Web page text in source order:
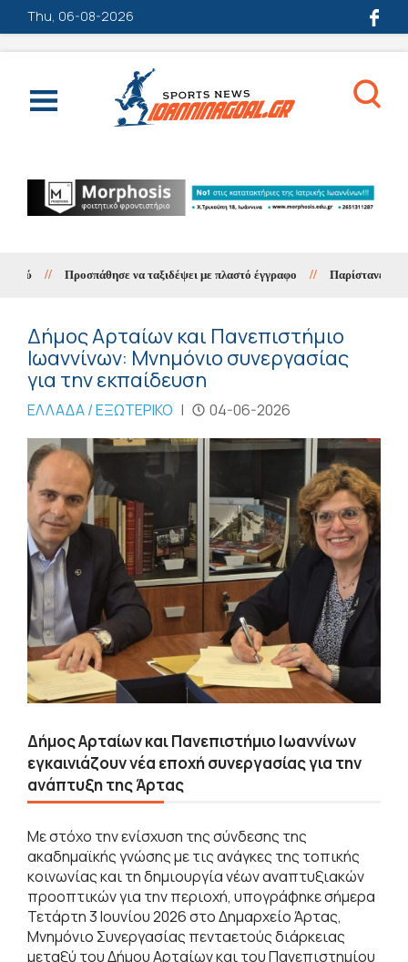
Thu, 06-08-2026
// Προσπάθησε να ταξιδέψει με πλαστό έγγραφο // Παρίστανε τον
Δήμος Αρταίων και Πανεπιστήμιο
Ιωαννίνων: Μνημόνιο συνεργασίας
για την εκπαίδευση
ΕΛΛΑΔΑ / ΕΞΩΤΕΡΙΚΟ | 04-06-2026
Δήμος Αρταίων και Πανεπιστήμιο Ιωαννίνων
εγκαινιάζουν νέα εποχή συνεργασίας για την
ανάπτυξη της Άρτας
Με στόχο την ενίσχυση της σύνδεσης της
ακαδημαϊκής γνώσης με τις ανάγκες της τοπικής
κοινωνίας και τη δημιουργία νέων αναπτυξιακών
προοπτικών για την περιοχή, υπογράφηκε σήμερα
Τετάρτη 3 Ιουνίου 2026 στο Δημαρχείο Άρτας,
Μνημόνιο Συνεργασίας πενταετούς διάρκειας
μεταξύ του Δήμου Αρταίων και του Πανεπιστημίου